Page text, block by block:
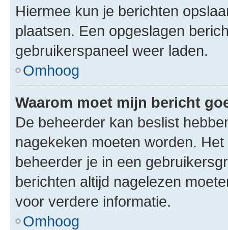
Hiermee kun je berichten
plaatsen. Een opgeslagen
gebruikerspaneel weer laden.
Omhoog
Waarom moet mijn bericht
De beheerder kan beslist
nagekeken moeten worden.
beheerder je in een
berichten altijd nagelezen
voor verdere informatie.
Omhoog